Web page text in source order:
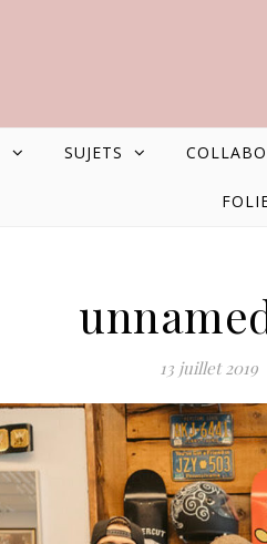
SUJETS
13 juillet 2019